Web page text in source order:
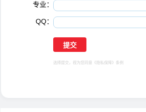
专业：
QQ：
选择提交，视为您同意 《隐私保障》 条例